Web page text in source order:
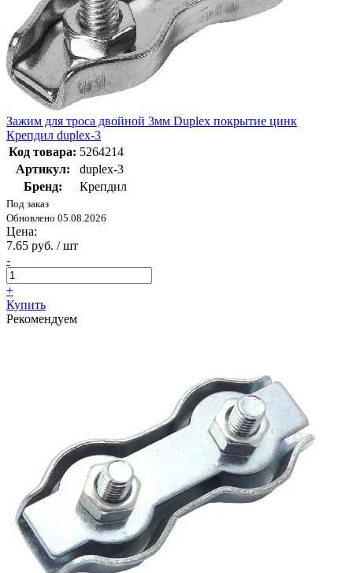
Зажим для троса двойной 3мм Duplex покрытие цинк
Крепдил duplex-3
Код товара: 5264214
Артикул:
duplex-3
Бренд:
Крепдил
Под заказ
Обновлено 05.08.2026
Цена:
7.65 руб. / шт
-
+
Купить
Рекомендуем